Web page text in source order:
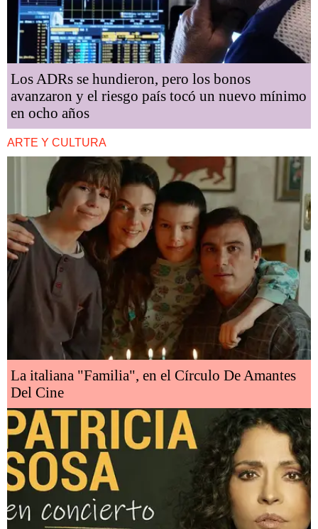
Los ADRs se hundieron, pero los bonos
avanzaron y el riesgo país tocó un nuevo mínimo
en ocho años
ARTE Y CULTURA
La italiana "Familia", en el Círculo De Amantes
Del Cine